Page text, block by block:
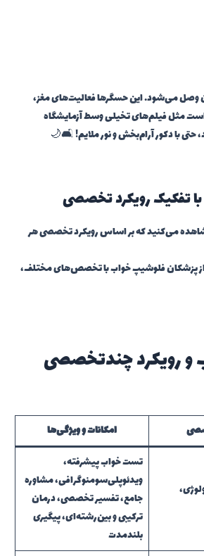
می‌شود. این حسگرها فعالیت‌های مغز،
است مثل فیلم‌های تخیلی وسط آزمایشگاه
حتی با دکور آرام‌بخش و نور ملایم! 🛋️🌙
تفکیک رویکرد تخصصی
می‌کنید که بر اساس رویکرد تخصصی هر
از پزشکان فلوشیپ خواب با تخصص‌های مختلف،
و رویکرد چندتخصصی
امکانات و ویژگی‌ها
تست خواب پیشرفته،
ویدئوپلی‌سومنوگرافی، مشاوره
جامع، تفسیر تخصصی، درمان
ترکیبی و بین‌رشته‌ای، پیگیری
بلندمدت